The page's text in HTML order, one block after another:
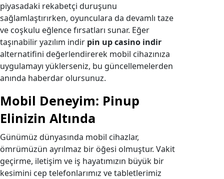
piyasadaki rekabetçi duruşunu
sağlamlaştırırken, oyunculara da devamlı taze
ve coşkulu eğlence fırsatları sunar. Eğer
taşınabilir yazılım indir pin up casino indir
alternatifini değerlendirerek mobil cihazınıza
uygulamayı yüklerseniz, bu güncellemelerden
anında haberdar olursunuz.
Mobil Deneyim: Pinup
Elinizin Altında
Günümüz dünyasında mobil cihazlar,
ömrümüzün ayrılmaz bir öğesi olmuştur. Vakit
geçirme, iletişim ve iş hayatımızın büyük bir
kesimini cep telefonlarımız ve tabletlerimiz